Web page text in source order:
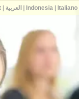
| العربية Indonesia| Italiano|